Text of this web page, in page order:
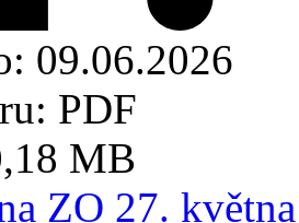
09.06.2026
PDF
MB
ZO 27.